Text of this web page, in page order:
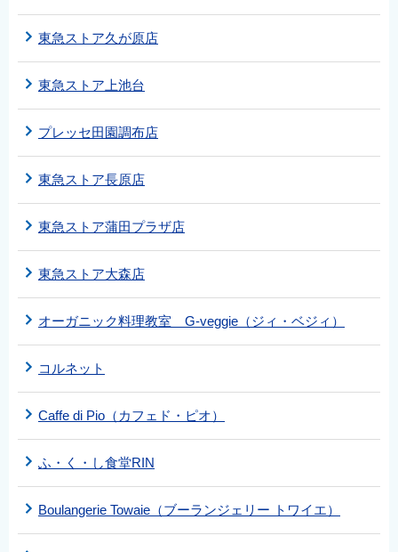
東急ストア久が原店
東急ストア上池台
プレッセ田園調布店
東急ストア長原店
東急ストア蒲田プラザ店
東急ストア大森店
オーガニック料理教室 G-veggie（ジィ・ベジィ）
コルネット
Caffe di Pio（カフェド・ピオ）
ふ・く・し食堂RIN
Boulangerie Towaie（ブーランジェリー トワイエ）